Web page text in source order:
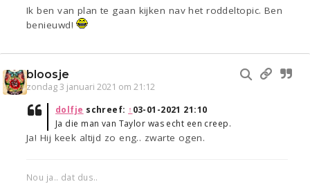
Ik ben van plan te gaan kijken nav het roddeltopic. Ben
benieuwd!
bloosje
zondag 3 januari 2021 om 21:12
dolfje schreef: ↑03-01-2021 21:10
Ja die man van Taylor was echt een creep.
Ja! Hij keek altijd zo eng.. zwarte ogen.
Nou ja.. dat dus..